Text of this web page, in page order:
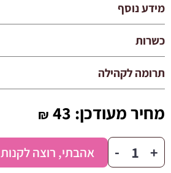
מידע נוסף
כשרות
תרומה לקהילה
מחיר מעודכן: 43
₪
+
כמות
של
- אהבתי, רוצה לקנות